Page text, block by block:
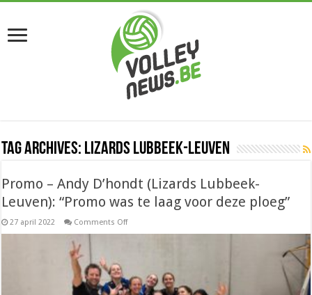
Tag Archives: Lizards Lubbeek-Leuven
Promo – Andy D’hondt (Lizards Lubbeek-
Leuven): “Promo was te laag voor deze ploeg”
27 april 2022 Comments Offon
Lubbeek-
Leuven):